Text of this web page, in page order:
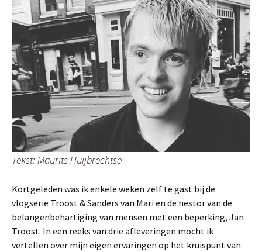
Tekst: Maurits Huijbrechtse
Kortgeleden was ik enkele weken zelf te gast bij de
vlogserie Troost & Sanders van Mari en de nestor van de
belangenbehartiging van mensen met een beperking, Jan
Troost. In een reeks van drie afleveringen mocht ik
vertellen over mijn eigen ervaringen op het kruispunt van